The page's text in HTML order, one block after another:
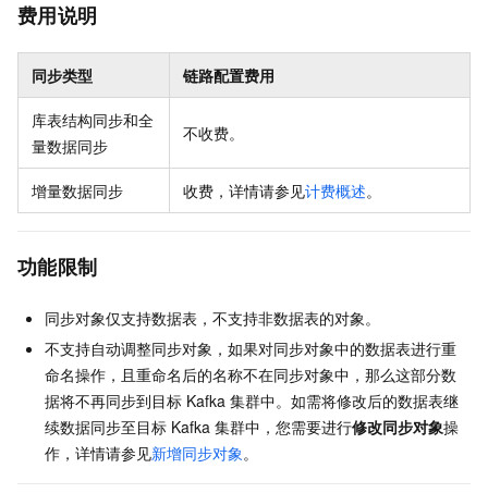
费用说明
同步类型 链路配置费用
库表结构同步和全
量数据同步
不收费。
增量数据同步 收费，详情请参见计费概述。
功能限制
同步对象仅支持数据表，不支持非数据表的对象。
不支持自动调整同步对象，如果对同步对象中的数据表进行重
命名操作，且重命名后的名称不在同步对象中，那么这部分数
据将不再同步到目标 Kafka 集群中。如需将修改后的数据表继
续数据同步至目标 Kafka 集群中，您需要进行修改同步对象操
作，详情请参见新增同步对象 。